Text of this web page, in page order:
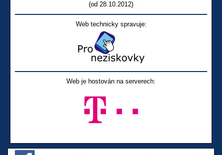
(od 28.10.2012)
Web technicky spravuje:
Web je hostován na serverech: